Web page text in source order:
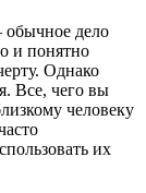
обычное дело
и понятно
Однако
Все, чего вы
человеку
их